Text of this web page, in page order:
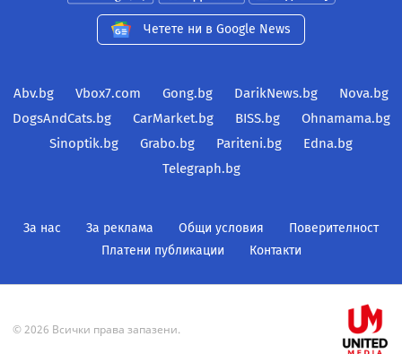
Четете ни в Google News
Abv.bg Vbox7.com Gong.bg DarikNews.bg
Nova.bg
DogsAndCats.bg
CarMarket.bg BISS.bg
Ohnamama.bg
Sinoptik.bg
Grabo.bg Pariteni.bg
Edna.bg
Telegraph.bg
За нас За реклама Общи условия
Поверителност
Платени публикации
Контакти
© 2026 Всички права запазени.